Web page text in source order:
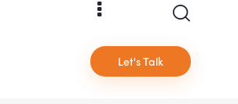
Let's Talk